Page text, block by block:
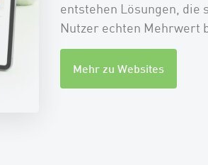
entstehen Lösungen, die
Nutzer echten Mehrwert
Mehr zu Websites